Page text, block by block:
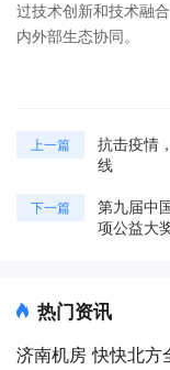
过技术创新和技术融
内外部生态协同。
上一篇
抗击疫情
线
下一篇
第九届中
项公益大
热门资讯
济南机房 快快北方